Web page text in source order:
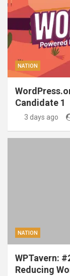
NATION
Candidate 1
3 days ago
NATION
WPTavern:
Reducing